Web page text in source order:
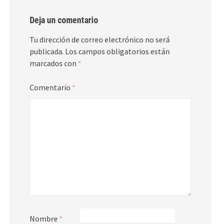
Deja un comentario
Tu dirección de correo electrónico no será
publicada. Los campos obligatorios están
marcados con *
Comentario *
Nombre *